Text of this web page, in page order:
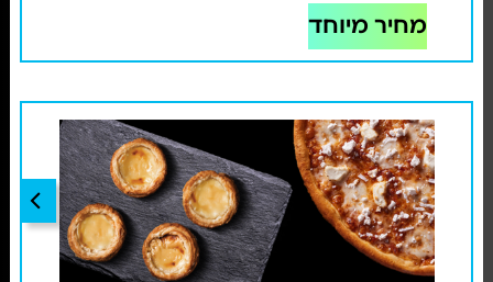
מחיר מיוחד